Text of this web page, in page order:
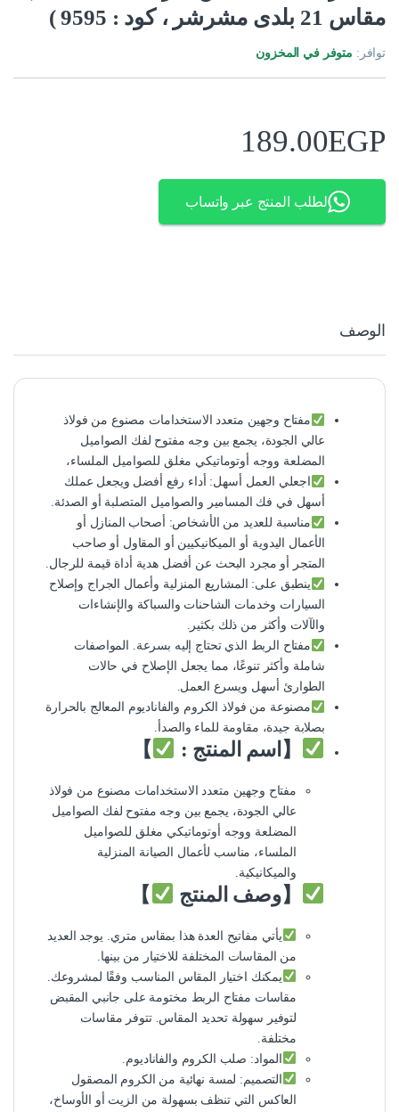
مقاس 21 بلدى مشرشر ، كود : 9595 )
توافر: متوفر في المخزون
189.00EGP
لطلب المنتج عبر واتساب
الوصف
مفتاح وجهين متعدد الاستخدامات مصنوع من فولاذ
عالي الجودة، يجمع بين وجه مفتوح لفك الصواميل
المضلعة ووجه أوتوماتيكي مغلق للصواميل الملساء،
اجعلي العمل أسهل: أداء رفع أفضل ويجعل عملك
أسهل في فك المسامير والصواميل المتصلبة أو الصدئة.
مناسبة للعديد من الأشخاص: أصحاب المنازل أو
الأعمال اليدوية أو الميكانيكيين أو المقاول أو صاحب
المتجر أو مجرد البحث عن أفضل هدية أداة قيمة للرجال.
ينطبق على: المشاريع المنزلية وأعمال الجراج وإصلاح
السيارات وخدمات الشاحنات والسباكة والإنشاءات
والآلات وأكثر من ذلك بكثير.
مفتاح الربط الذي تحتاج إليه بسرعة. المواصفات
شاملة وأكثر تنوعًا، مما يجعل الإصلاح في حالات
الطوارئ أسهل ويسرع العمل.
مصنوعة من فولاذ الكروم والفاناديوم المعالج بالحرارة
بصلابة جيدة، مقاومة للماء والصدأ.
【اسم المنتج : 】
مفتاح وجهين متعدد الاستخدامات مصنوع من فولاذ
عالي الجودة، يجمع بين وجه مفتوح لفك الصواميل
المضلعة ووجه أوتوماتيكي مغلق للصواميل
الملساء، مناسب لأعمال الصيانة المنزلية
والميكانيكية.
【وصف المنتج 】
يأتي مفاتيح العدة هذا بمقاس متري. يوجد العديد
من المقاسات المختلفة للاختيار من بينها.
يمكنك اختيار المقاس المناسب وفقًا لمشروعك.
مقاسات مفتاح الربط مختومة على جانبي المقبض
لتوفير سهولة تحديد المقاس.​ تتوفر مقاسات
مختلفة.
المواد: صلب الكروم والفاناديوم.
التصميم: لمسة نهائية من الكروم المصقول
العاكس التي تنظف بسهولة من الزيت أو الأوساخ،